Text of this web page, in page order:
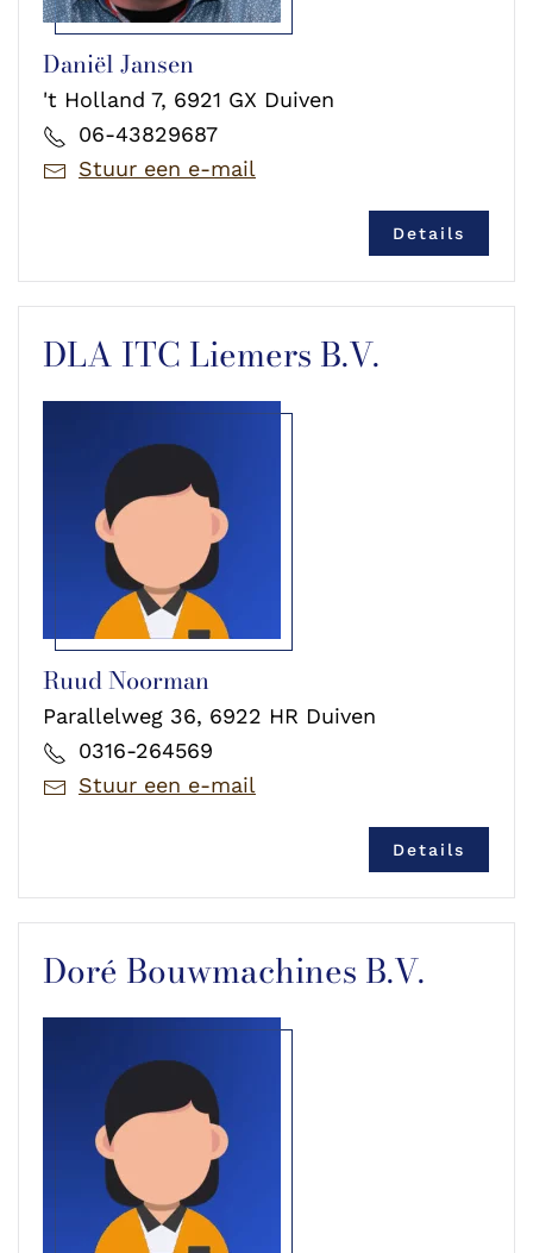
Daniël Jansen
't Holland 7, 6921 GX Duiven
06-43829687
Stuur een e-mail
Details
DLA ITC Liemers B.V.
Ruud Noorman
Parallelweg 36, 6922 HR Duiven
0316-264569
Stuur een e-mail
Details
Doré Bouwmachines B.V.